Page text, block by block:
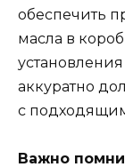
обеспечить
масла в
аккуратно
с
Важно